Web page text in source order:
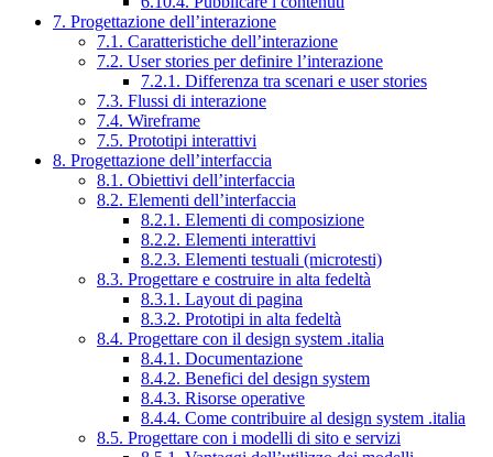
7. Progettazione dell’interazione
7.1. Caratteristiche dell’interazione
7.2. User stories per definire l’interazione
7.2.1. Differenza tra scenari e user stories
7.3. Flussi di interazione
7.4. Wireframe
7.5. Prototipi interattivi
8. Progettazione dell’interfaccia
8.1. Obiettivi dell’interfaccia
8.2. Elementi dell’interfaccia
8.2.1. Elementi di composizione
8.2.2. Elementi interattivi
8.2.3. Elementi testuali (microtesti)
8.3. Progettare e costruire in alta fedeltà
8.3.1. Layout di pagina
8.3.2. Prototipi in alta fedeltà
8.4. Progettare con il design system .italia
8.4.1. Documentazione
8.4.2. Benefici del design system
8.4.3. Risorse operative
8.4.4. Come contribuire al design system .italia
8.5. Progettare con i modelli di sito e servizi